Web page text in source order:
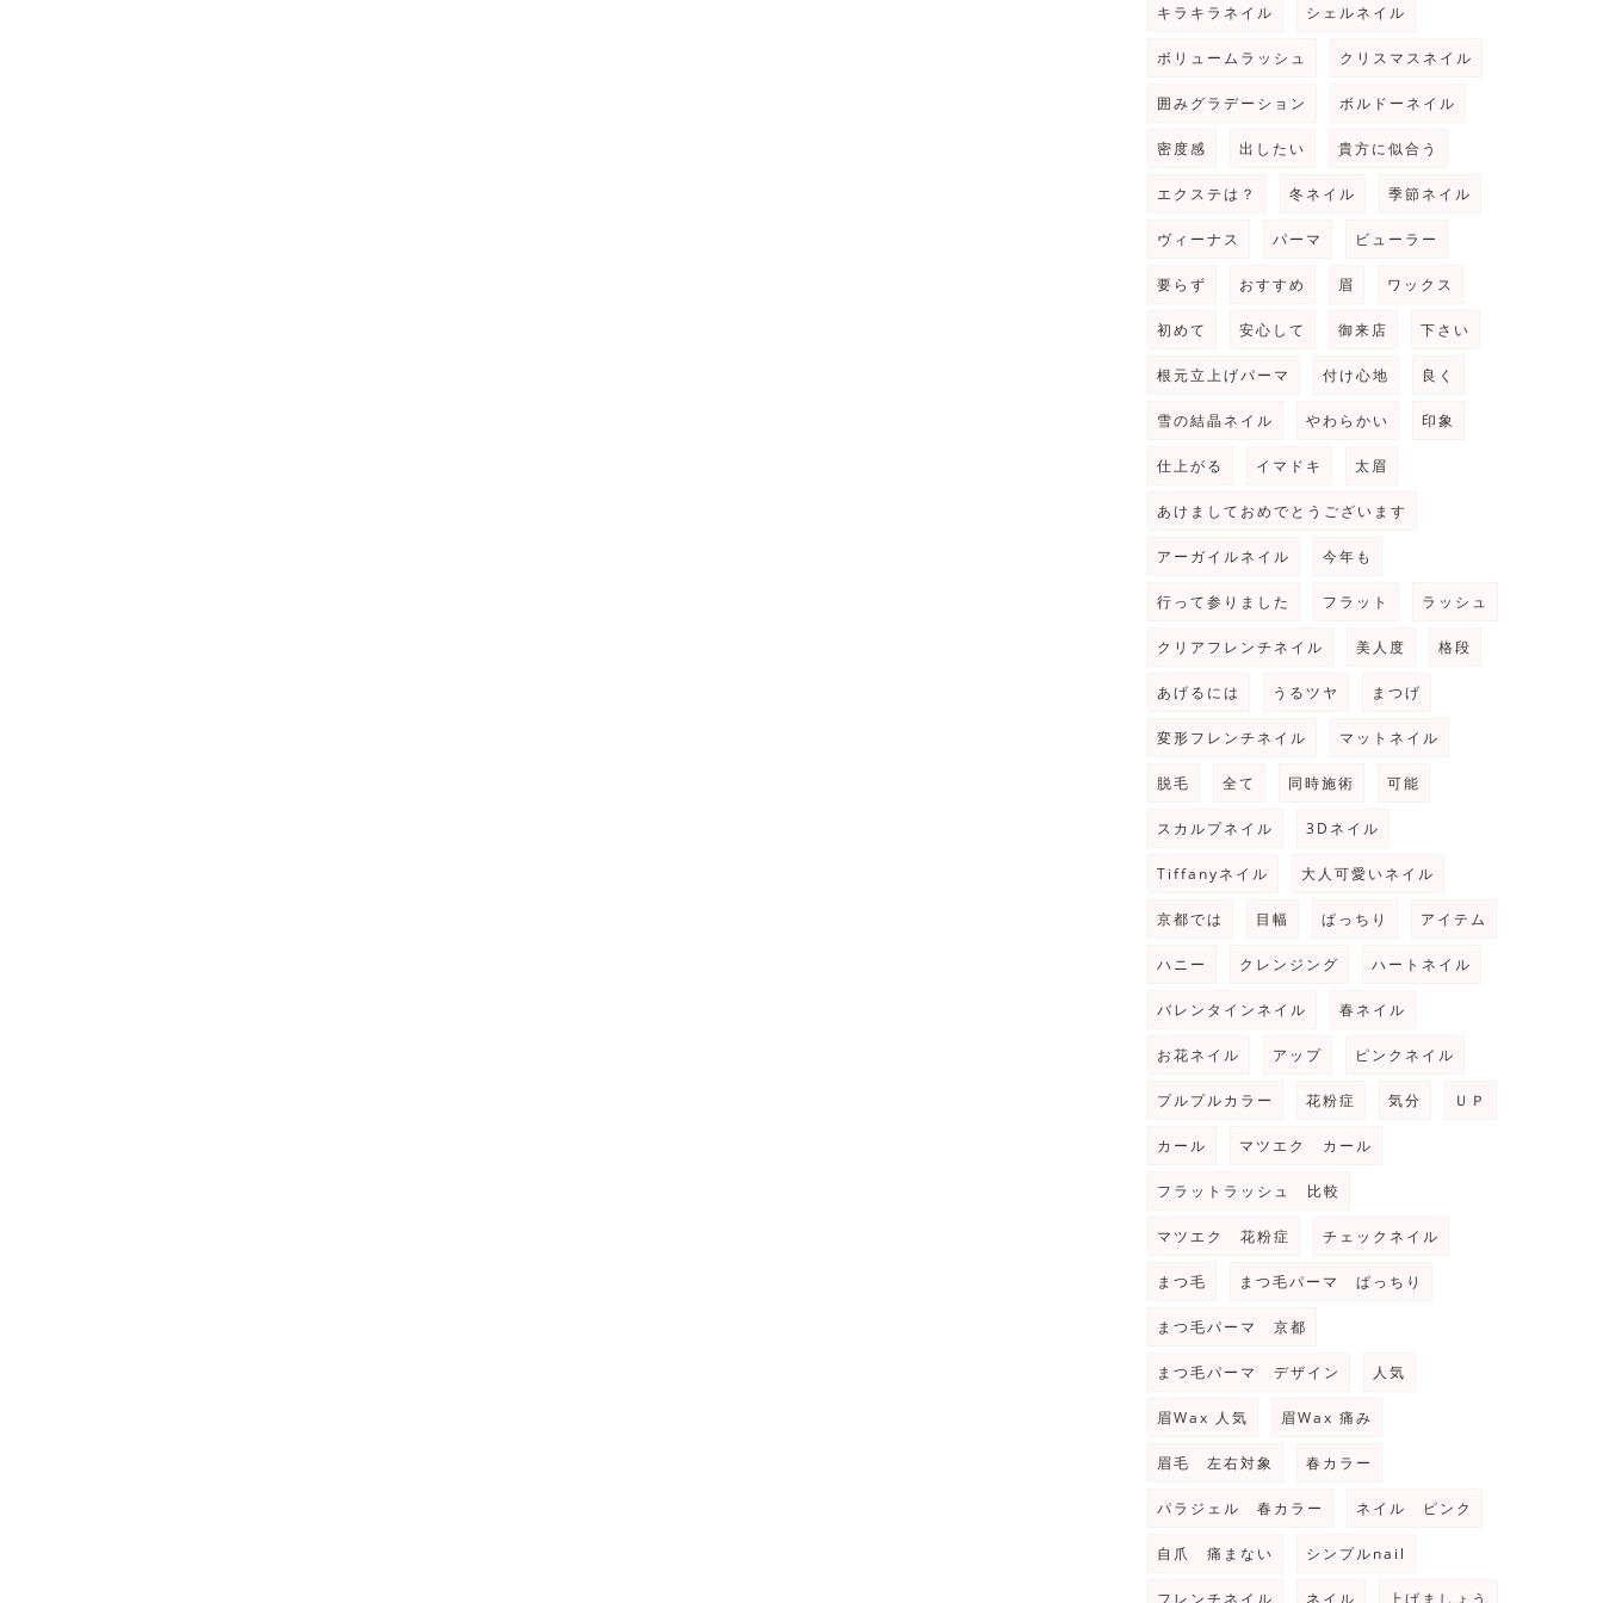
キラキラネイル シェルネイル
ボリュームラッシュ クリスマスネイル
囲みグラデーション ボルドーネイル
密度感 出したい 貴方に似合う
エクステは？ 冬ネイル 季節ネイル
ヴィーナス パーマ ビューラー
要らず おすすめ 眉 ワックス
初めて 安心して 御来店 下さい
根元立上げパーマ 付け心地 良く
雪の結晶ネイル やわらかい 印象
仕上がる イマドキ 太眉
あけましておめでとうございます
アーガイルネイル 今年も
行って参りました フラット ラッシュ
クリアフレンチネイル 美人度 格段
あげるには うるツヤ まつげ
変形フレンチネイル マットネイル
脱毛 全て 同時施術 可能
スカルプネイル 3Dネイル
Tiffanyネイル 大人可愛いネイル
京都では 目幅 ぱっちり アイテム
ハニー クレンジング ハートネイル
バレンタインネイル 春ネイル
お花ネイル アップ ピンクネイル
プルプルカラー 花粉症 気分 ＵＰ
カール マツエク カール
フラットラッシュ 比較
マツエク 花粉症 チェックネイル
まつ毛 まつ毛パーマ ぱっちり
まつ毛パーマ 京都
まつ毛パーマ デザイン 人気
眉Wax 人気 眉Wax 痛み
眉毛 左右対象 春カラー
パラジェル 春カラー ネイル ピンク
自爪 痛まない シンプルnail
フレンチネイル ネイル 上げましょう